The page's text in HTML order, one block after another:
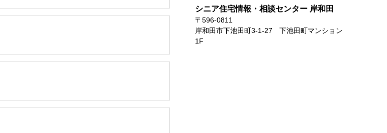
シニア住宅情報・相談センター 岸和田
〒596-0811
岸和田市下池田町3-1-27 下池田町マンション
1F